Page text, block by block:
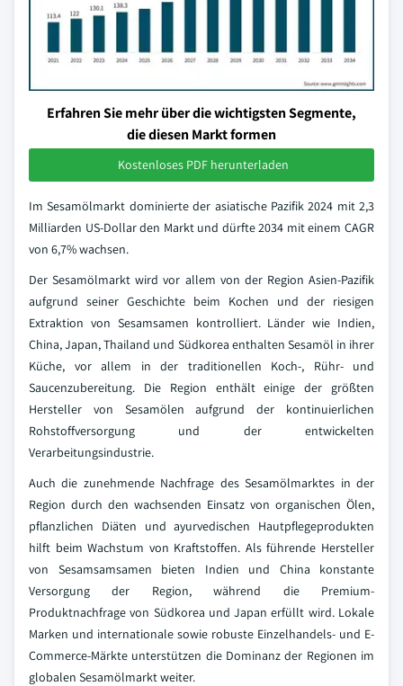
Erfahren Sie mehr über die wichtigsten Segmente,
die diesen Markt formen
Kostenloses PDF herunterladen
Im Sesamölmarkt dominierte der asiatische Pazifik 2024 mit 2,3
Milliarden US-Dollar den Markt und dürfte 2034 mit einem CAGR
von 6,7% wachsen.
Der Sesamölmarkt wird vor allem von der Region Asien-Pazifik
aufgrund seiner Geschichte beim Kochen und der riesigen
Extraktion von Sesamsamen kontrolliert. Länder wie Indien,
China, Japan, Thailand und Südkorea enthalten Sesamöl in ihrer
Küche, vor allem in der traditionellen Koch-, Rühr- und
Saucenzubereitung. Die Region enthält einige der größten
Hersteller von Sesamölen aufgrund der kontinuierlichen
Rohstoffversorgung und der entwickelten
Verarbeitungsindustrie.
Auch die zunehmende Nachfrage des Sesamölmarktes in der
Region durch den wachsenden Einsatz von organischen Ölen,
pflanzlichen Diäten und ayurvedischen Hautpflegeprodukten
hilft beim Wachstum von Kraftstoffen. Als führende Hersteller
von Sesamsamsamen bieten Indien und China konstante
Versorgung der Region, während die Premium-
Produktnachfrage von Südkorea und Japan erfüllt wird. Lokale
Marken und internationale sowie robuste Einzelhandels- und E-
Commerce-Märkte unterstützen die Dominanz der Regionen im
globalen Sesamölmarkt weiter.